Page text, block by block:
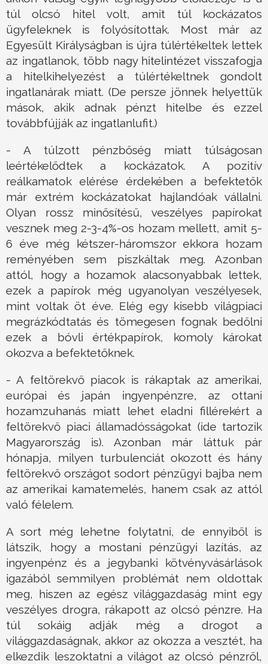
túl olcsó hitel volt, amit túl kockázatos
ügyfeleknek is folyósítottak. Most már az
Egyesült Királyságban is újra túlértékeltek lettek
az ingatlanok, több nagy hitelintézet visszafogja
a hitelkihelyezést a túlértékeltnek gondolt
ingatlanárak miatt. (De persze jönnek helyettük
mások, akik adnak pénzt hitelbe és ezzel
továbbfújják az ingatlanlufit.)
- A túlzott pénzbőség miatt túlságosan
leértékelődtek a kockázatok. A pozitív
reálkamatok elérése érdekében a befektetők
már extrém kockázatokat hajlandóak vállalni.
Olyan rossz minősítésű, veszélyes papírokat
vesznek meg 2-3-4%-os hozam mellett, amit 5-
6 éve még kétszer-háromszor ekkora hozam
reményében sem piszkáltak meg. Azonban
attól, hogy a hozamok alacsonyabbak lettek,
ezek a papírok még ugyanolyan veszélyesek,
mint voltak öt éve. Elég egy kisebb világpiaci
megrázkódtatás és tömegesen fognak bedőlni
ezek a bóvli értékpapírok, komoly károkat
okozva a befektetőknek.
- A feltörekvő piacok is rákaptak az amerikai,
európai és japán ingyenpénzre, az ottani
hozamzuhanás miatt lehet eladni fillérekért a
feltörekvő piaci államadósságokat (ide tartozik
Magyarország is). Azonban már láttuk pár
hónapja, milyen turbulenciát okozott és hány
feltörekvő országot sodort pénzügyi bajba nem
az amerikai kamatemelés, hanem csak az attól
való félelem.
A sort még lehetne folytatni, de ennyiből is
látszik, hogy a mostani pénzügyi lazítás, az
ingyenpénz és a jegybanki kötvényvásárlások
igazából semmilyen problémát nem oldottak
meg, hiszen az egész világgazdaság mint egy
veszélyes drogra, rákapott az olcsó pénzre. Ha
túl sokáig adják még a drogot a
világgazdaságnak, akkor az okozza a vesztét, ha
elkezdik leszoktatni a világot az olcsó pénzről,